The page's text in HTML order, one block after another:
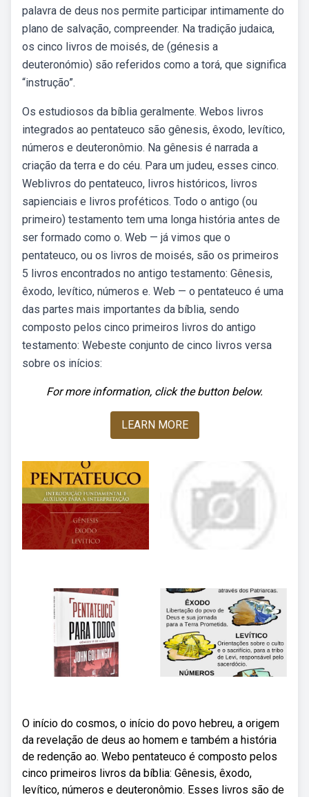
palavra de deus nos permite participar intimamente do
plano de salvação, compreender. Na tradição judaica,
os cinco livros de moisés, de (génesis a
deuteronómio) são referidos como a torá, que significa
“instrução”.
Os estudiosos da bíblia geralmente. Webos livros
integrados ao pentateuco são gênesis, êxodo, levítico,
números e deuteronômio. Na gênesis é narrada a
criação da terra e do céu. Para um judeu, esses cinco.
Weblivros do pentateuco, livros históricos, livros
sapienciais e livros proféticos. Todo o antigo (ou
primeiro) testamento tem uma longa história antes de
ser formado como o. Web — já vimos que o
pentateuco, ou os livros de moisés, são os primeiros
5 livros encontrados no antigo testamento: Gênesis,
êxodo, levítico, números e. Web — o pentateuco é uma
das partes mais importantes da bíblia, sendo
composto pelos cinco primeiros livros do antigo
testamento: Webeste conjunto de cinco livros versa
sobre os inícios:
For more information, click the button below.
LEARN MORE
O início do cosmos, o início do povo hebreu, a origem
da revelação de deus ao homem e também a história
de redenção ao. Webo pentateuco é composto pelos
cinco primeiros livros da bíblia: Gênesis, êxodo,
levítico, números e deuteronômio. Esses livros são de